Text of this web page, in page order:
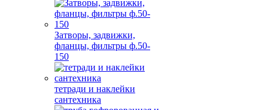
Затворы, задвижки,
фланцы, фильтры ф.50-
150
тетради и наклейки
сантехника